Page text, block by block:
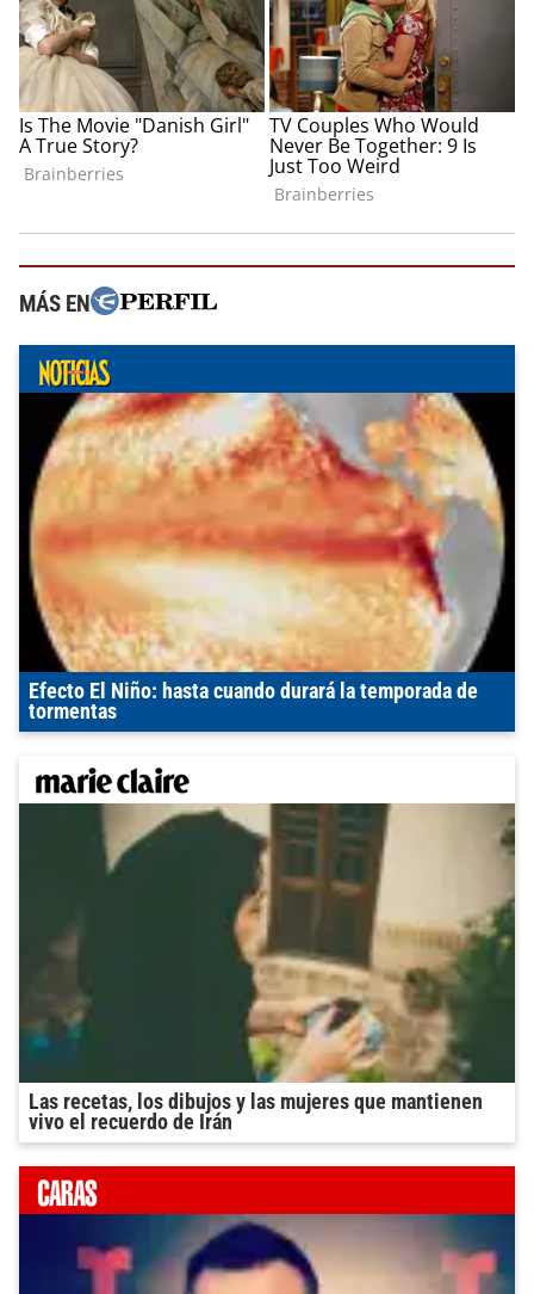
MÁS EN
Efecto El Niño: hasta cuando durará la temporada de
tormentas
Las recetas, los dibujos y las mujeres que mantienen
vivo el recuerdo de Irán